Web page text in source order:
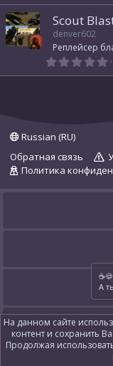
0
ё
з
Scout
denver602
Реплейсер
0
Russian (RU)
Обратная связь
Политика
А
На данном сайте
контент и сохранить
Продолжая